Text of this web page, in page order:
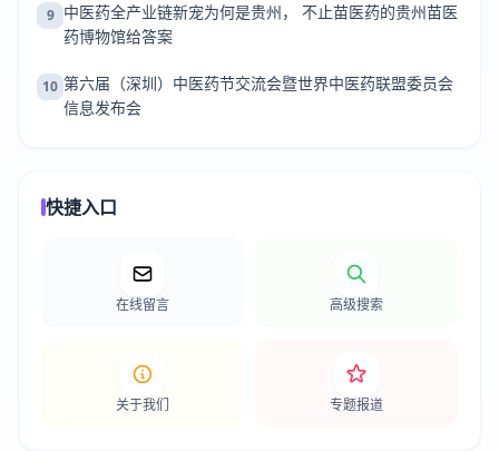
9 中医药全产业链新宠为何是贵州， 不止苗医药的贵州苗医
药博物馆给答案
10 第六届（深圳）中医药节交流会暨世界中医药联盟委员会
信息发布会
快捷入口
在线留言 高级搜索
关于我们 专题报道